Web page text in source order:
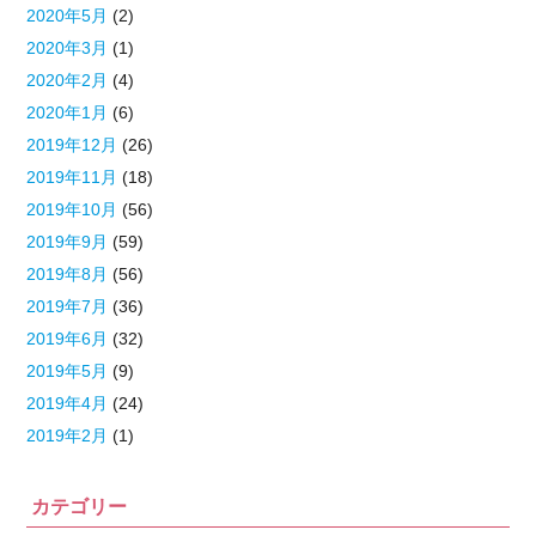
2020年5月 (2)
2020年3月 (1)
2020年2月 (4)
2020年1月 (6)
2019年12月 (26)
2019年11月 (18)
2019年10月 (56)
2019年9月 (59)
2019年8月 (56)
2019年7月 (36)
2019年6月 (32)
2019年5月 (9)
2019年4月 (24)
2019年2月 (1)
カテゴリー